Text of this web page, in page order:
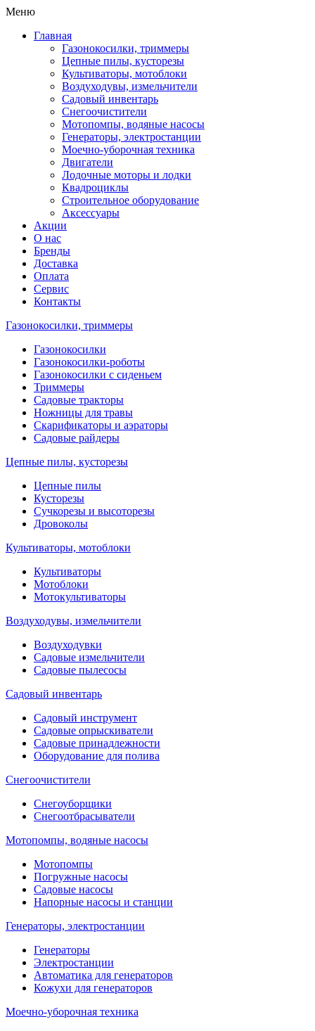
Меню
Главная
Газонокосилки, триммеры
Цепные пилы, кусторезы
Культиваторы, мотоблоки
Воздуходувы, измельчители
Садовый инвентарь
Снегоочистители
Мотопомпы, водяные насосы
Генераторы, электростанции
Моечно-уборочная техника
Двигатели
Лодочные моторы и лодки
Квадроциклы
Строительное оборудование
Аксессуары
Акции
О нас
Бренды
Доставка
Оплата
Сервис
Контакты
Газонокосилки, триммеры
Газонокосилки
Газонокосилки-роботы
Газонокосилки с сиденьем
Триммеры
Садовые тракторы
Ножницы для травы
Скарификаторы и аэраторы
Садовые райдеры
Цепные пилы, кусторезы
Цепные пилы
Кусторезы
Сучкорезы и высоторезы
Дровоколы
Культиваторы, мотоблоки
Культиваторы
Мотоблоки
Мотокультиваторы
Воздуходувы, измельчители
Воздуходувки
Садовые измельчители
Садовые пылесосы
Садовый инвентарь
Садовый инструмент
Садовые опрыскиватели
Садовые принадлежности
Оборудование для полива
Снегоочистители
Снегоуборщики
Снегоотбрасыватели
Мотопомпы, водяные насосы
Мотопомпы
Погружные насосы
Садовые насосы
Напорные насосы и станции
Генераторы, электростанции
Генераторы
Электростанции
Автоматика для генераторов
Кожухи для генераторов
Моечно-уборочная техника